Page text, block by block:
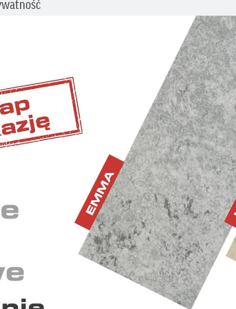
Akcesoria systemowe
MILANO DACHÓWKA
CZERWONA NATURALNA
Akcesoria
dotyczące śledzenia. Aby uzyskać więcej informacji
Polityką prywatności i plików cookies.
wszystkich operacji w serwisie oraz
działania niektórych funkcji.
dostosowanych do Twoich
w jaki sposób korzystasz z serwisu i w
go do Twoich potrzeb.